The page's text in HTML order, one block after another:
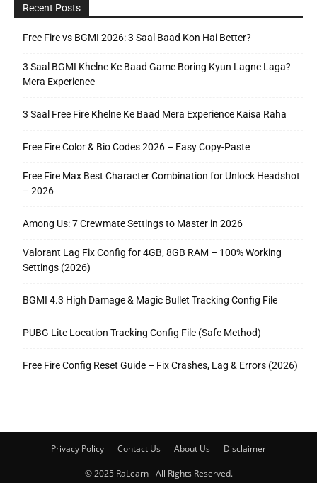
Recent Posts
Free Fire vs BGMI 2026: 3 Saal Baad Kon Hai Better?
3 Saal BGMI Khelne Ke Baad Game Boring Kyun Lagne Laga?
Mera Experience
3 Saal Free Fire Khelne Ke Baad Mera Experience Kaisa Raha
Free Fire Color & Bio Codes 2026 – Easy Copy-Paste
Free Fire Max Best Character Combination for Unlock Headshot
– 2026
Among Us: 7 Crewmate Settings to Master in 2026
Valorant Lag Fix Config for 4GB, 8GB RAM – 100% Working
Settings (2026)
BGMI 4.3 High Damage & Magic Bullet Tracking Config File
PUBG Lite Location Tracking Config File (Safe Method)
Free Fire Config Reset Guide – Fix Crashes, Lag & Errors (2026)
Privacy Policy Contact Us About Us Disclaimer
© 2025 RaLearn - All Rights Reserved.